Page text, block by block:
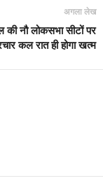
अगला लेख
की नौ लोकसभा सीटों पर
कल रात ही होगा खत्म